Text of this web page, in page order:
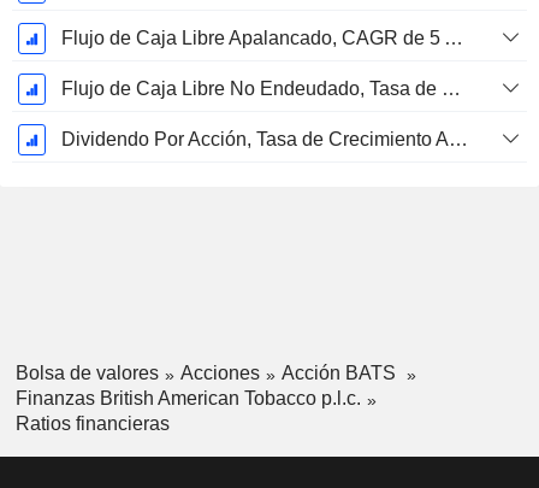
Flujo de Caja Libre Apalancado, CAGR de 5 Años %
Flujo de Caja Libre No Endeudado, Tasa de Crecimiento Anual Compuesto de 5 Años %
Dividendo Por Acción, Tasa de Crecimiento Anual Compuesto de 5 Años %
Bolsa de valores Acciones
Acción BATS
Finanzas British American Tobacco p.l.c.
Ratios financieras